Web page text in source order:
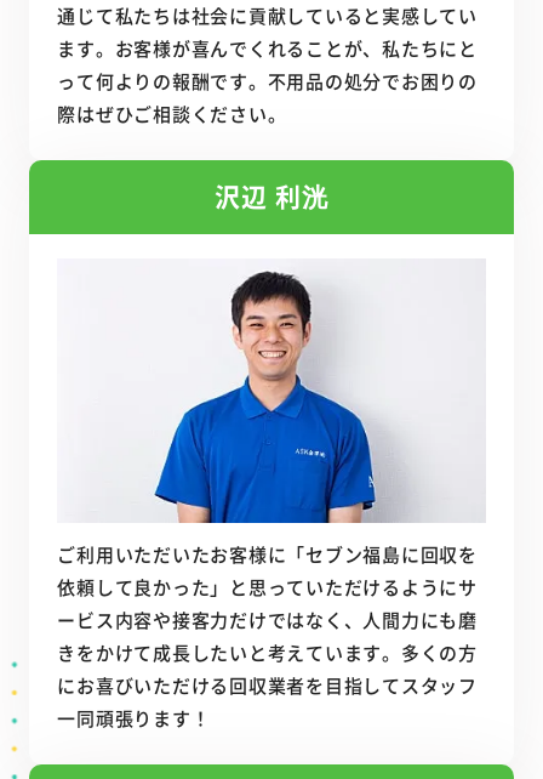
通じて私たちは社会に貢献していると実感してい
ます。お客様が喜んでくれることが、私たちにと
って何よりの報酬です。不用品の処分でお困りの
際はぜひご相談ください。
沢辺 利洸
ご利用いただいたお客様に「セブン福島に回収を
依頼して良かった」と思っていただけるようにサ
ービス内容や接客力だけではなく、人間力にも磨
きをかけて成長したいと考えています。多くの方
にお喜びいただける回収業者を目指してスタッフ
一同頑張ります！